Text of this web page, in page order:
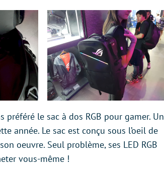
le sac à dos RGB pour gamer. Un
année. Le sac est conçu sous l’oeil de
oeuvre. Seul problème, ses LED RGB
vous-même !